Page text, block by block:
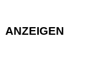
ANZEIGEN